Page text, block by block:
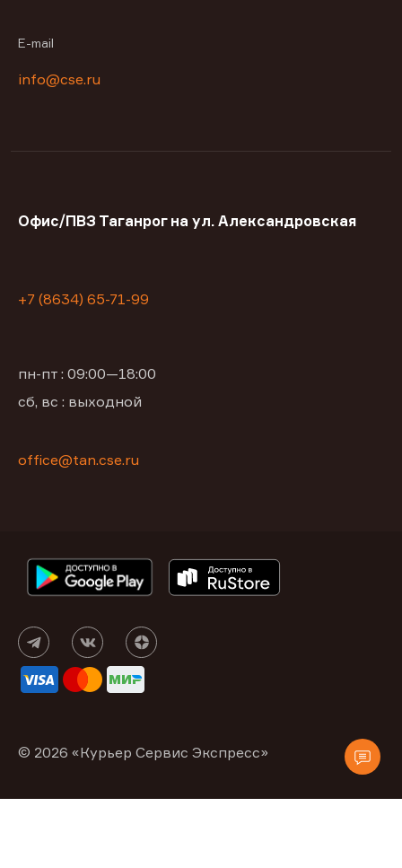
E-mail
info@cse.ru
Офис/ПВЗ Таганрог на ул. Александровская
+7 (8634) 65-71-99
пн-пт : 09:00—18:00
сб, вс : выходной
office@tan.cse.ru
© 2026 «Курьер Сервис Экспресс»